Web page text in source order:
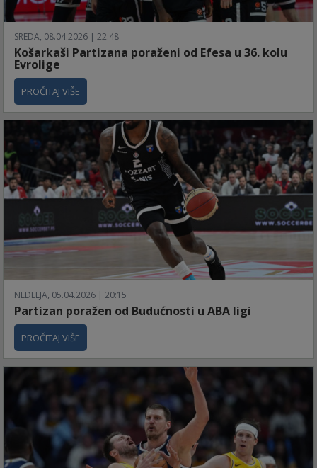
SREDA, 08.04.2026 | 22:48
Košarkaši Partizana poraženi od Efesa u 36. kolu
Evrolige
PROČITAJ VIŠE
NEDELJA, 05.04.2026 | 20:15
Partizan poražen od Budućnosti u ABA ligi
PROČITAJ VIŠE